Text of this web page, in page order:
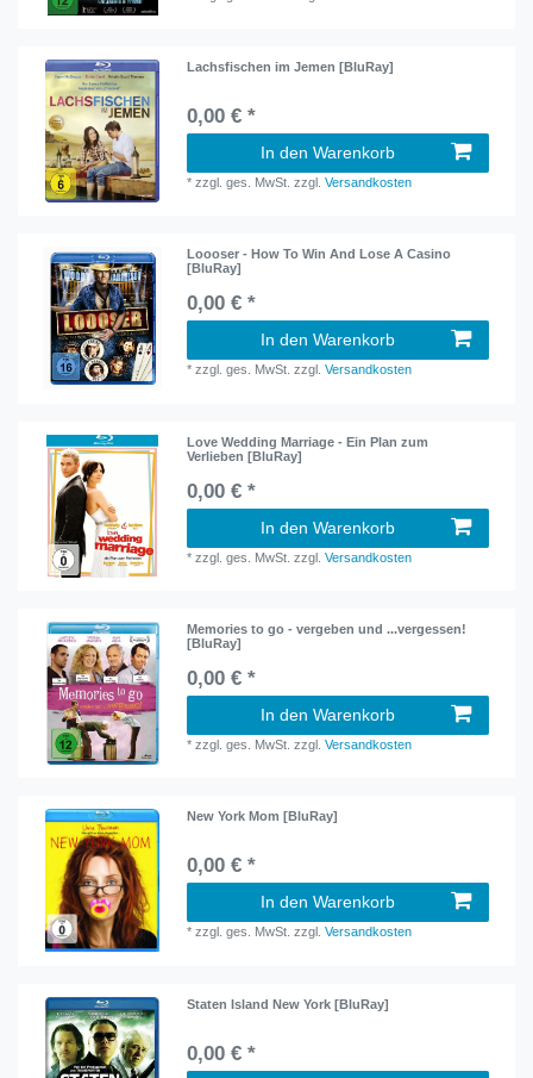
Lachsfischen im Jemen [BluRay]
0,00 € *
In den Warenkorb
*zzgl. ges. MwSt. zzgl.Versandkosten
Loooser - How To Win And Lose A Casino
[BluRay]
0,00 € *
In den Warenkorb
*zzgl. ges. MwSt. zzgl.Versandkosten
Love Wedding Marriage - Ein Plan zum
Verlieben [BluRay]
0,00 € *
In den Warenkorb
*zzgl. ges. MwSt. zzgl.Versandkosten
Memories to go - vergeben und ...vergessen!
[BluRay]
0,00 € *
In den Warenkorb
*zzgl. ges. MwSt. zzgl.Versandkosten
New York Mom [BluRay]
0,00 € *
In den Warenkorb
*zzgl. ges. MwSt. zzgl.Versandkosten
Staten Island New York [BluRay]
0,00 € *